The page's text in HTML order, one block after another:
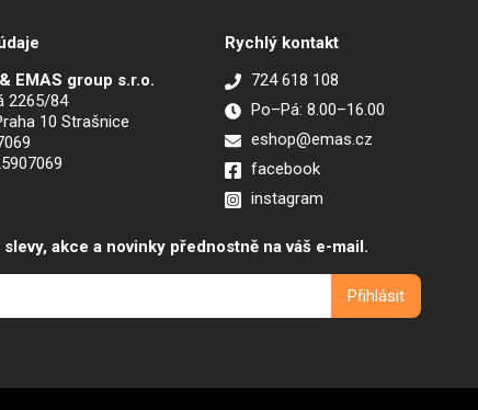
EMAS group s.r.o.
2265/84
10 Strašnice
Rychlý kontakt
724 618 108
Po–Pá: 8.00–16.00
eshop@emas.cz
facebook
instagram
akce a novinky přednostně na váš e-mail.